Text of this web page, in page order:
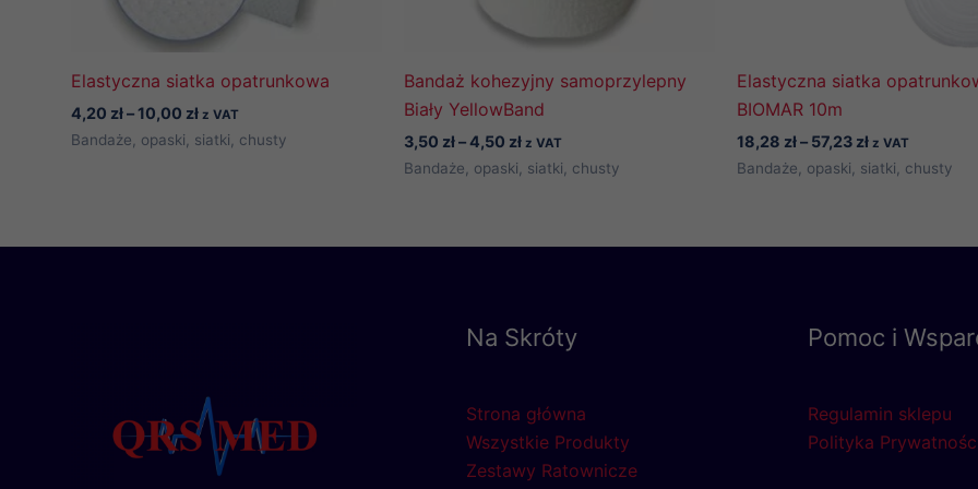
Elastyczna siatka opatrunkowa
4,20 zł – 10,00 złZakres
cen:
od
z VAT
Bandaże, opaski, siatki, chusty
Bandaż kohezyjny samoprzylepny
Biały YellowBand
3,50 zł – 4,50 złZakres
cen:
od
z VAT
Bandaże, opaski, siatki, chusty
Elastyczna siatka
BIOMAR 10m
18,28 zł – 57,23 złZakres
cen:
od
z VAT
Bandaże, opaski, siatki, chusty
Na Skróty
Strona główna
Wszystkie Produkty
Zestawy Ratownicze
Pomoc i
Regulamin sklepu
Polityka